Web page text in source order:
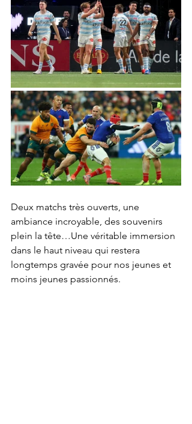
Deux matchs très ouverts, une
ambiance incroyable, des souvenirs
plein la tête…Une véritable immersion
dans le haut niveau qui restera
longtemps gravée pour nos jeunes et
moins jeunes passionnés.